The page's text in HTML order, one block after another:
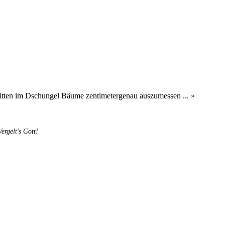
im Dschungel Bäume zentimeter­genau aus­zu­messen ... »
Gott!